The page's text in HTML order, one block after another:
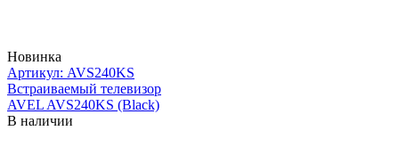
Новинка
Артикул: AVS240KS
Встраиваемый телевизор
AVEL AVS240KS (Black)
В наличии